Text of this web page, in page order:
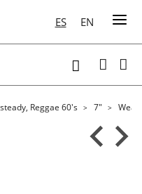
ES EN

Reggae 60's 7" Wear